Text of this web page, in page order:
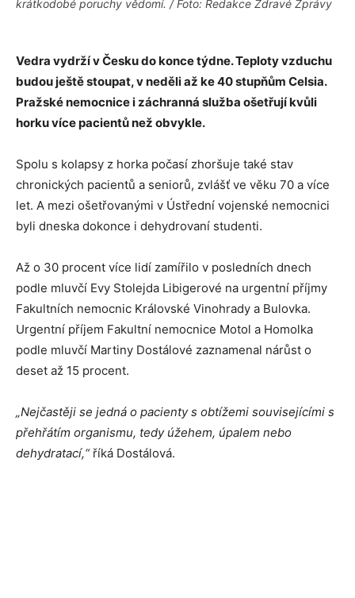
krátkodobé poruchy vědomí. / Foto: Redakce Zdravé Zprávy
Vedra vydrží v Česku do konce týdne. Teploty vzduchu
budou ještě stoupat, v neděli až ke 40 stupňům Celsia.
Pražské nemocnice i záchranná služba ošetřují kvůli
horku více pacientů než obvykle.
Spolu s kolapsy z horka počasí zhoršuje také stav
chronických pacientů a seniorů, zvlášť ve věku 70 a více
let. A mezi ošetřovanými v Ústřední vojenské nemocnici
byli dneska dokonce i dehydrovaní studenti.
Až o 30 procent více lidí zamířilo v posledních dnech
podle mluvčí Evy Stolejda Libigerové na urgentní příjmy
Fakultních nemocnic Královské Vinohrady a Bulovka.
Urgentní příjem Fakultní nemocnice Motol a Homolka
podle mluvčí Martiny Dostálové zaznamenal nárůst o
deset až 15 procent.
„Nejčastěji se jedná o pacienty s obtížemi souvisejícími s
přehřátím organismu, tedy úžehem, úpalem nebo
dehydratací,“říká Dostálová.